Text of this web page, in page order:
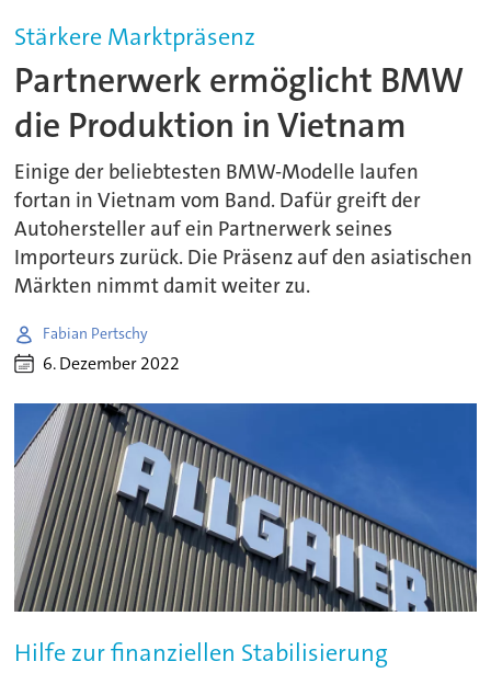
Stärkere Marktpräsenz
Partnerwerk ermöglicht BMW
die Produktion in Vietnam
Einige der beliebtesten BMW-Modelle laufen
fortan in Vietnam vom Band. Dafür greift der
Autohersteller auf ein Partnerwerk seines
Importeurs zurück. Die Präsenz auf den asiatischen
Märkten nimmt damit weiter zu.
Fabian Pertschy
6. Dezember 2022
Hilfe zur finanziellen Stabilisierung